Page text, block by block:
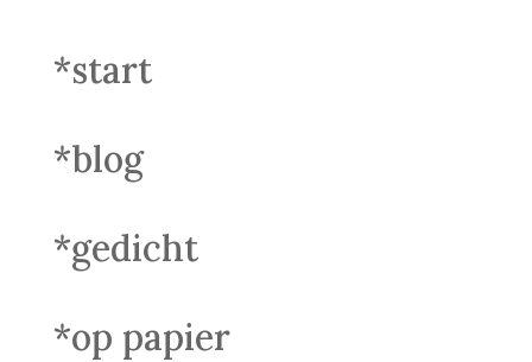
*start
*blog
*gedicht
*op papier